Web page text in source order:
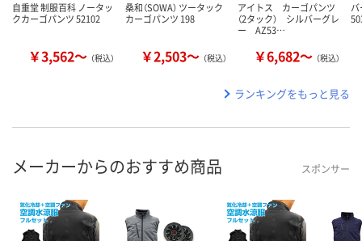
自重堂 制服百科 ノータッ
クカーゴパンツ 52102
￥3,562～ （税込）
桑和（SOWA） ツータック
カーゴパンツ 198
￥2,503～ （税込）
アイトス カーゴパンツ
（2タック） シルバーグレ
ー AZ53…
￥6,682～ （税込）
ランキングをもっと見る
メーカーからのおすすめ商品 スポンサー